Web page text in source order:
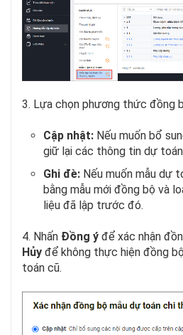
3. Lựa chọn phương thức đồng
Cập nhật: Nếu muốn bổ
giữ lại các thông tin dự
Ghi đè: Nếu muốn mẫu dự
bằng mẫu mới đồng bộ và
liệu đã lập trước đó.
4. Nhấn Đồng ý để xác nhận
Hủy để không thực hiện đồng
toán cũ.